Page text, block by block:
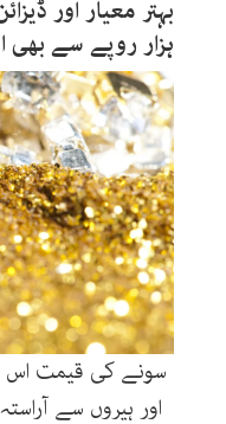
ہزار روپے سے بھی
سونے کی قیمت
اور ہیروں سے